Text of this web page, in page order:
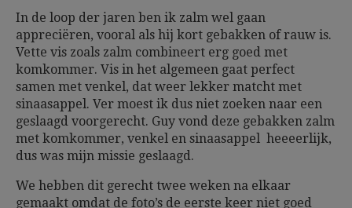
In de loop der jaren ben ik zalm wel gaan
appreciëren, vooral als hij kort gebakken of rauw is.
Vette vis zoals zalm combineert erg goed met
komkommer. Vis in het algemeen gaat perfect
samen met venkel, dat weer lekker matcht met
sinaasappel. Ver moest ik dus niet zoeken naar een
geslaagd voorgerecht. Guy vond deze gebakken zalm
met komkommer, venkel en sinaasappel heeeerlijk,
dus was mijn missie geslaagd.
We hebben dit gerecht twee weken na elkaar
gemaakt omdat de foto’s de eerste keer niet goed